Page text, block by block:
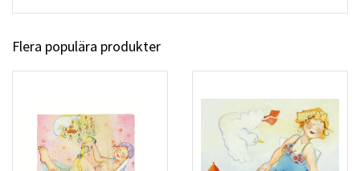
Flera populära produkter